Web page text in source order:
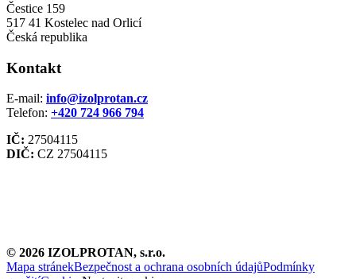
Čestice 159
517 41 Kostelec nad Orlicí
Česká republika
Kontakt
E-mail: info@izolprotan.cz
Telefon: +420 724 966 794
IČ: 27504115
DIČ: CZ 27504115
© 2026 IZOLPROTAN, s.r.o.
Mapa stránekBezpečnost a ochrana osobních údajůPodmínky